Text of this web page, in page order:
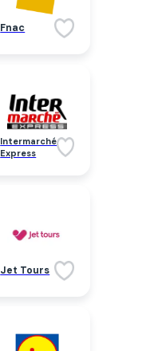
Fnac
Intermarché
Express
Jet Tours